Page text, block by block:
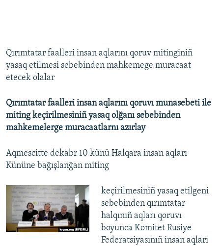
Qırımtatar faalleri insan aqlarını qoruv mitinginiñ
yasaq etilmesi sebebinden mahkemege muracaat
etecek olalar
Qırımtatar faalleri insan aqlarını qoruvı munasebeti ile
miting keçirilmesiniñ yasaq olğanı sebebinden
mahkemelerge muracaatlarnı azırlay
Aqmescitte dekabr 10 künü Halqara insan aqları
Kününe bağışlanğan miting
keçirilmesiniñ yasaq etilgeni
sebebinden qırımtatar
halqınıñ aqları qoruvı
boyunca Komitet Rusiye
Federatsiyasınıñ insan aqları